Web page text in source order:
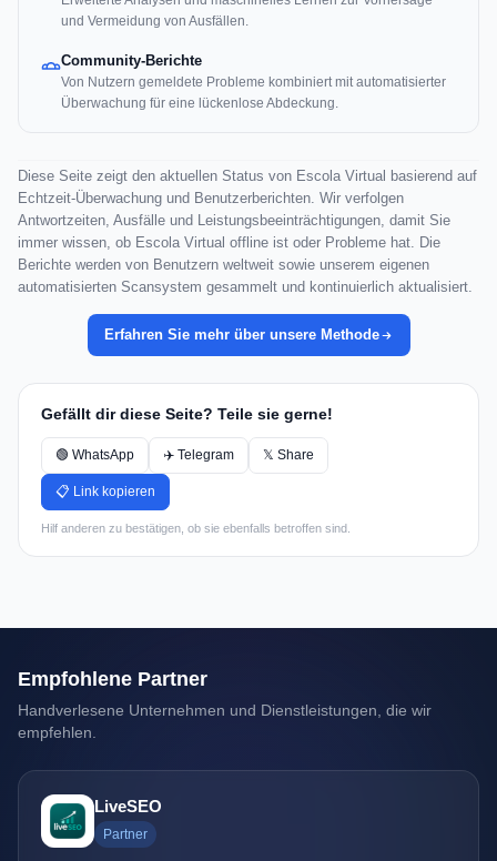
und Vermeidung von Ausfällen.
Community-Berichte
Von Nutzern gemeldete Probleme kombiniert mit automatisierter
Überwachung für eine lückenlose Abdeckung.
Diese Seite zeigt den aktuellen Status von Escola Virtual basierend auf
Echtzeit-Überwachung und Benutzerberichten. Wir verfolgen
Antwortzeiten, Ausfälle und Leistungsbeeinträchtigungen, damit Sie
immer wissen, ob Escola Virtual offline ist oder Probleme hat. Die
Berichte werden von Benutzern weltweit sowie unserem eigenen
automatisierten Scansystem gesammelt und kontinuierlich aktualisiert.
Erfahren Sie mehr über unsere Methode
Gefällt dir diese Seite? Teile sie gerne!
🟢 WhatsApp ✈️ Telegram 𝕏 Share
📋 Link kopieren
Hilf anderen zu bestätigen, ob sie ebenfalls betroffen sind.
Empfohlene Partner
Handverlesene Unternehmen und Dienstleistungen, die wir
empfehlen.
LiveSEO
Partner